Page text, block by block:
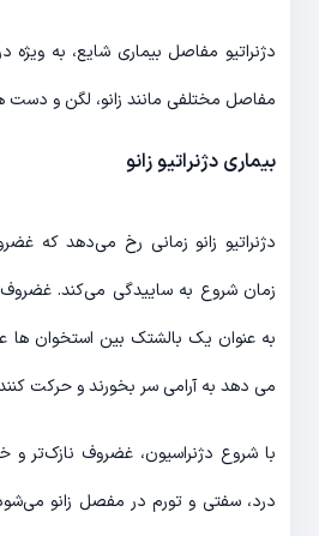
دژنراتیو مفاصل بیماری شایع، به
مفاصل مختلفی مانند زانو، لگن و دست
بیماری دژنراتیو زانو
دژنراتیو زانو زمانی رخ می‌دهد که
زمان شروع به ساییدگی می‌کند.
به عنوان یک بالشتک بین استخوان ها
می دهد به آرامی سر بخورند و حرکت
با شروع دژنراسیون، غضروف نازک‌تر
درد، سفتی و تورم در مفصل زانو